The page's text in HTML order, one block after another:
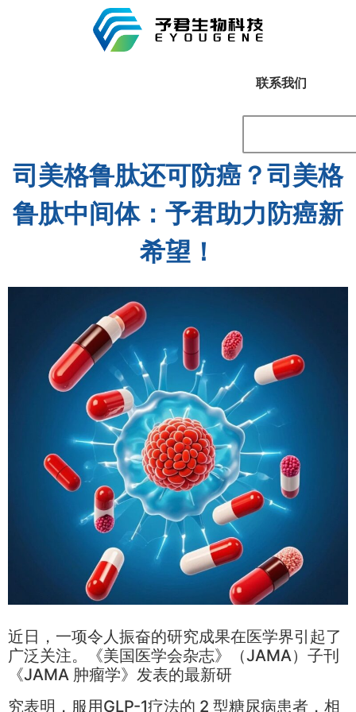
联系我们
司美格鲁肽还可防癌？司美格
鲁肽中间体：予君助力防癌新
希望！
近日，一项令人振奋的研究成果在医学界引起了
广泛关注。《美国医学会杂志》（JAMA）子刊
《JAMA 肿瘤学》发表的最新研
究表明，服用GLP-1疗法的 2 型糖尿病患者，相